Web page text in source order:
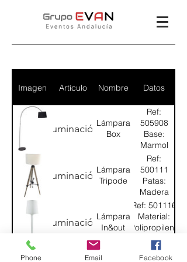
Imagen Artículo Nombre Datos
IluminaciónLámpara
Box
Ref:
505908
Base:
Marmol
negro
Brazo:
Metal
negro
Tulipa:
Tela
negra
IluminaciónLámpara
Tripode
Ref:
500111
Patas:
Madera
barnizada
color arce
Tulipa:
blanco
roto
IluminaciónLámpara
In&out
Ref: 501116
Material:
Polipropileno
Color:
Blanco
Ref:
Phone Email Facebook